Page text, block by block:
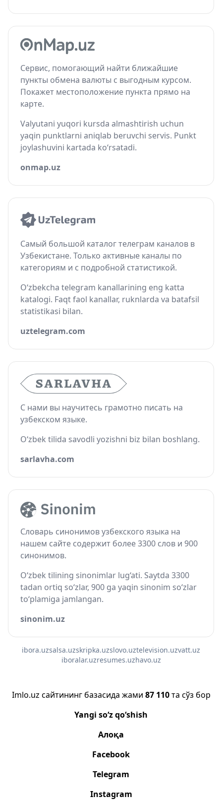
Сервис, помогающий найти ближайшие
пункты обмена валюты с выгодным курсом.
Покажет местоположение пункта прямо на
карте.
Valyutani yuqori kursda almashtirish uchun
yaqin punktlarni aniqlab beruvchi servis. Punkt
joylashuvini kartada ko‘rsatadi.
onmap.uz
Самый большой каталог телеграм каналов в
Узбекистане. Только активные каналы по
категориям и с подробной статистикой.
O‘zbekcha telegram kanallarining eng katta
katalogi. Faqt faol kanallar, ruknlarda va batafsil
statistikasi bilan.
uztelegram.com
С нами вы научитесь грамотно писать на
узбекском языке.
O‘zbek tilida savodli yozishni biz bilan boshlang.
sarlavha.com
Словарь синонимов узбекского языка на
нашем сайте содержит более 3300 слов и 900
синонимов.
O‘zbek tilining sinonimlar lug‘ati. Saytda 3300
tadan ortiq so‘zlar, 900 ga yaqin sinonim so‘zlar
to‘plamiga jamlangan.
sinonim.uz
ibora.uzsalsa.uzskripka.uzslovo.uztelevision.uzvatt.uz
iboralar.uzresumes.uzhavo.uz
Imlo.uz сайтининг базасида жами 87 110та сўз бор
Yangi so‘z qo‘shish
Алоқа
Facebook
Telegram
Instagram